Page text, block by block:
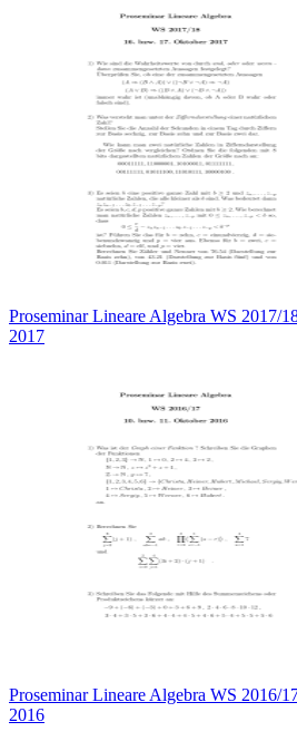
Proseminar Lineare Algebra WS 2017/
2017
Proseminar Lineare Algebra WS 2016/
2016